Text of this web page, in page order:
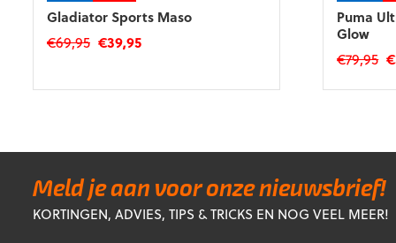
Gladiator Sports Maso
€69,95 Oorspronkelijke
€39,95Huidige
product
optie
gekozen
Puma
Glow
€79,95 €
Dit
Deze
optie
kan
Meld je aan voor onze nieuwsbrief!
KORTINGEN, ADVIES, TIPS & TRICKS EN NOG VEEL MEER!